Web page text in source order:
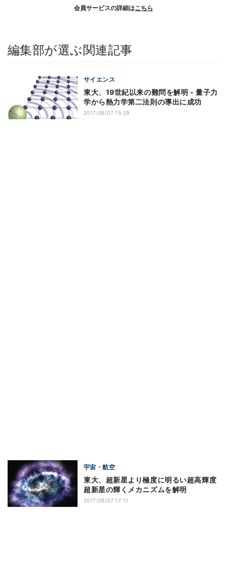
会員サービスの詳細はこちら
編集部が選ぶ関連記事
サイエンス
東大、19世紀以来の難問を解明 - 量子力
学から熱力学第二法則の導出に成功
2017/09/07 15:29
宇宙・航空
東大、超新星より極度に明るい超高輝度
超新星の輝くメカニズムを解明
2017/09/07 17:11